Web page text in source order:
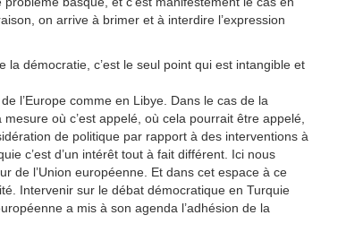
on arrive à brimer et à interdire l’expression
la démocratie, c’est le seul point qui est intangible et
l’Europe comme en Libye. Dans le cas de la
où c’est appelé, où cela pourrait être appelé,
de politique par rapport à des interventions à
c’est d’un intérêt tout à fait différent. Ici nous
de l’Union européenne. Et dans cet espace à ce
Intervenir sur le débat démocratique en Turquie
a mis à son agenda l’adhésion de la